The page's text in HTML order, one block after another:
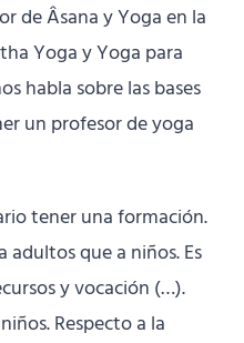
de Âsana y Yoga en la
Yoga y Yoga para
habla sobre las bases
un profesor de yoga
tener una formación.
adultos que a niños. Es
y vocación (…).
Respecto a la